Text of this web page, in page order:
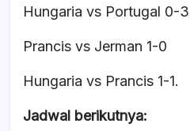
Hungaria vs Portugal 0-3
Prancis vs Jerman 1-0
Hungaria vs Prancis 1-1.
Jadwal berikutnya: